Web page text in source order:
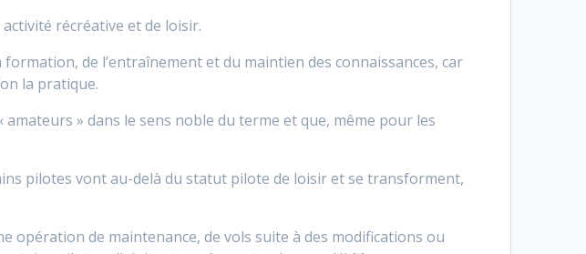
récréative et de loisir.
de l’entraînement et du maintien des connaissances, car
la pratique.
» dans le sens noble du terme et que, même pour les
pilotes vont au-delà du statut pilote de loisir et se transforment,
opération de maintenance, de vols suite à des modifications ou